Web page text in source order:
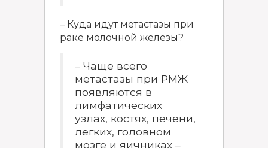
– Куда идут метастазы при
раке молочной железы?
– Чаще всего
метастазы при РМЖ
появляются в
лимфатических
узлах, костях, печени,
легких, головном
мозге и яичниках –